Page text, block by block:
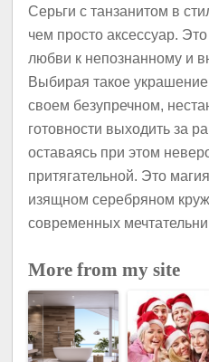
Серьги с танзанитом в
чем просто аксессуар.
любви к непознанному и
Выбирая такое
своем безупречном,
готовности выходить за
оставаясь при этом
притягательной. Это
изящном серебряном
современных
More from my site